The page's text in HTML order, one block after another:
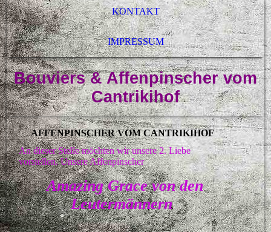
KONTAKT
IMPRESSUM
Bouviers & Affenpinscher vom
Cantrikihof
AFFENPINSCHER VOM CANTRIKIHOF
An dieser Stelle möchten wir unsere 2. Liebe
vorstellen. Unsere Affenpinscher
Amazing Grace von den
Leutermännern